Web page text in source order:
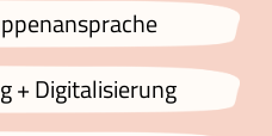
+ Digitalisierung